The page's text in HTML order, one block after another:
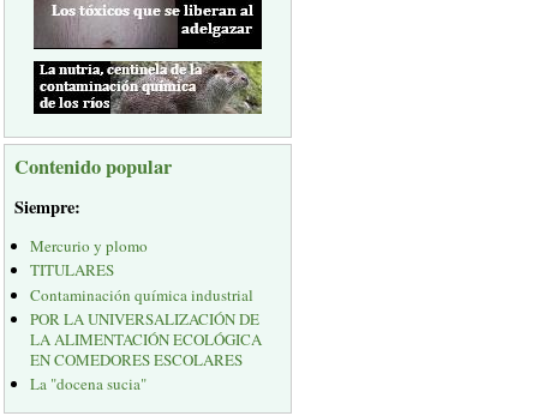
Contenido popular
Siempre:
Mercurio y plomo
TITULARES
Contaminación química industrial
POR LA UNIVERSALIZACIÓN DE
LA ALIMENTACIÓN ECOLÓGICA
EN COMEDORES ESCOLARES
La "docena sucia"